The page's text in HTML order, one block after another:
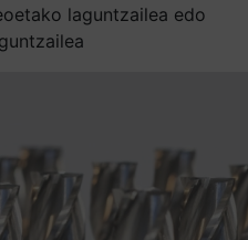
laguntzailea edo